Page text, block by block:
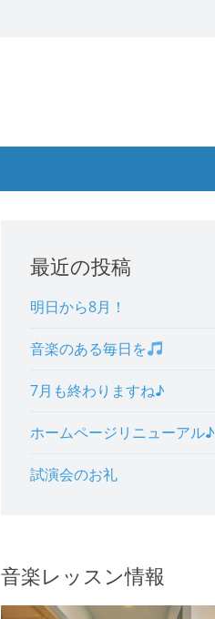
最近の投稿
明日から8月！
音楽のある毎日を
7月も終わりますね♪
ホームページリニューアル♪
試演会のお礼
音楽レッスン情報